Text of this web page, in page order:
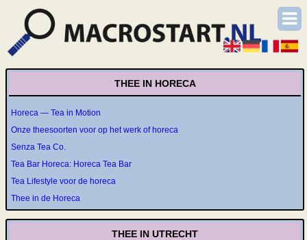
THEE IN HORECA
Horeca — Tea in Motion
Onze theesoorten voor op het werk of horeca
Senza Tea Co.
Tea Bar Horeca: Horeca Tea Bar
Tea Lifestyle voor de horeca
Thee in de Horeca
THEE IN UTRECHT